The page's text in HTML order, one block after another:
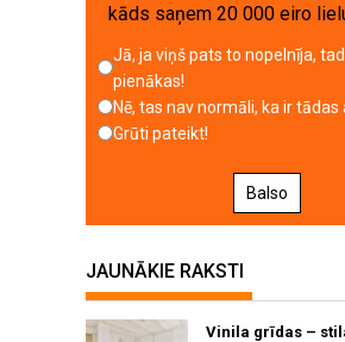
kāds saņem 20 000 eiro
Jā, ja viņš pats to nopelnīja,
pienākas!
Nē, tas nav normāli, ka ir tādas
Grūti pateikt!
Balso
JAUNĀKIE RAKSTI
Vinila grīdas –